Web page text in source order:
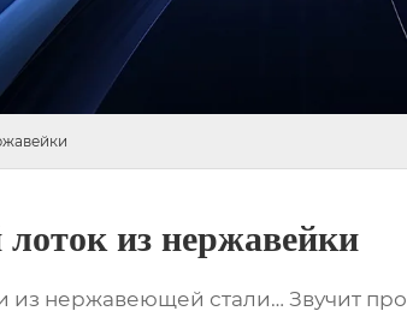
из нержавейки
из нержавеющей стали… Звучит